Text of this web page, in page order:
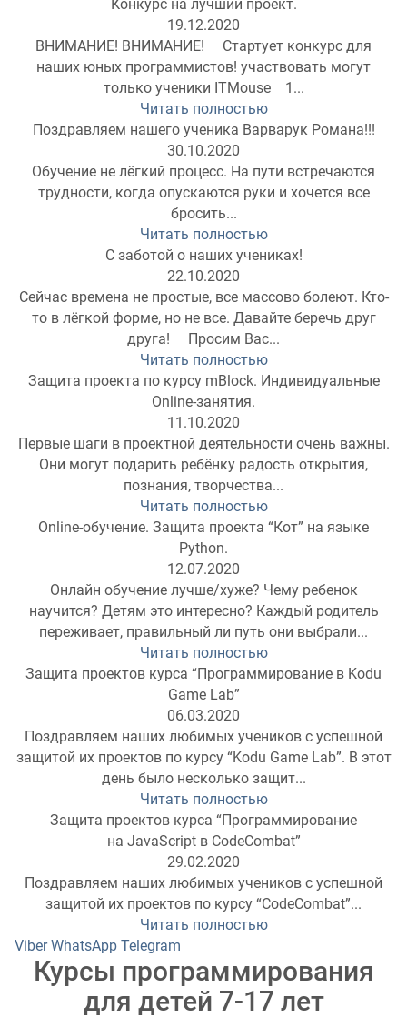
Конкурс на лучший проект.
19.12.2020
ВНИМАНИЕ! ВНИМАНИЕ! ⠀ Стартует конкурс для
наших юных программистов! участвовать могут
только ученики ITMouse⠀ 1...
Читать полностью
Поздравляем нашего ученика Варварук Романа!!!
30.10.2020
Обучение не лёгкий процесс. На пути встречаются
трудности, когда опускаются руки и хочется все
бросить...
Читать полностью
С заботой о наших учениках!
22.10.2020
Сейчас времена не простые, все массово болеют. Кто-
то в лёгкой форме, но не все. Давайте беречь друг
друга! ⠀ Просим Вас...
Читать полностью
Защита проекта по курсу mBlock. Индивидуальные
Online-занятия.
11.10.2020
Первые шаги в проектной деятельности очень важны.
Они могут подарить ребёнку радость открытия,
познания, творчества...
Читать полностью
Online-обучение. Защита проекта “Кот” на языке
Python.
12.07.2020
Онлайн обучение лучше/хуже? Чему ребенок
научится? Детям это интересно? Каждый родитель
переживает, правильный ли путь они выбрали...
Читать полностью
Защита проектов курса “Программирование в Kodu
Game Lab”
06.03.2020
Поздравляем наших любимых учеников с успешной
защитой их проектов по курсу “Kodu Game Lab”. В этот
день было несколько защит...
Читать полностью
Защита проектов курса “Программирование
на JavaScript в CodeCombat”
29.02.2020
Поздравляем наших любимых учеников с успешной
защитой их проектов по курсу “CodeCombat”...
Читать полностью
Viber WhatsApp Telegram
Курсы программирования
для детей 7-17 лет